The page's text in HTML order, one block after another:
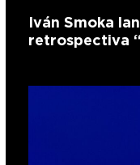
Iván Smoka
retrospectiva